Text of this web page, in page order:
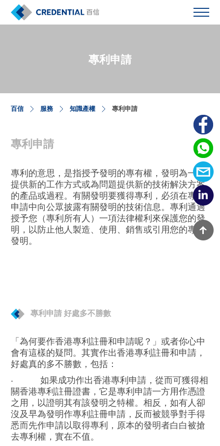
專利申請
百信 服務 知識產權 專利申請
專利申請
專利的意思，是指授予發明的專有權，發明為一種
提供新的工作方式或為問題提供新的技術解決方案
的產品或過程。有關發明要獲得專利，必須在專利
申請中向公眾披露有關發明的技術信息。專利通過
授予您（專利所有人）一項法律權利來保護您的發
明，以防止他人製造、使用、銷售或引用您的專利
發明。
專利申請 好處多不勝數
「為何要作香港專利註冊和申請呢？」或者你心中
會有這樣的疑問。其實作出香港專利註冊和申請，
好處真的多不勝數，包括：
‧
如果成功作出香港專利申請，從而可獲得相
關香港專利註冊證書，它是專利申請一方用作憑證
之用，以證明其有該發明之特權。相反，如有人卻
沒及早為發明作專利註冊申請，反而被競爭對手得
悉而先作申請以取得專利，原本的發明者白白被搶
去專利權，實在不值。